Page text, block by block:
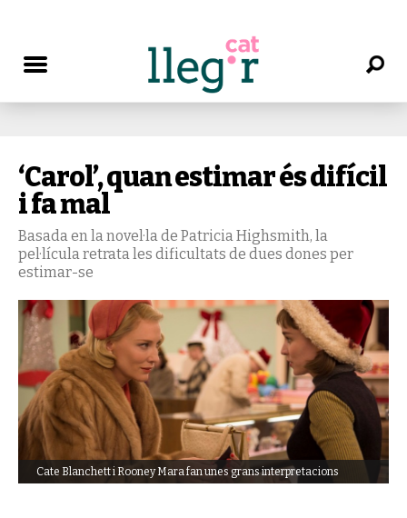
‘Carol’, quan estimar és difícil
i fa mal
Basada en la novel·la de Patricia Highsmith, la
pel·lícula retrata les dificultats de dues dones per
estimar-se
Cate Blanchett i Rooney Mara fan unes grans interpretacions